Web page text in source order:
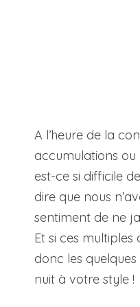
A l’heure de la
accumulations
est-ce si difficile
dire que nous
sentiment de ne
Et si ces multiples
donc les
nuit à votre style !